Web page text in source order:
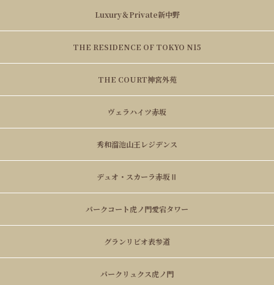
Luxury＆Private新中野
THE RESIDENCE OF TOKYO N15
THE COURT神宮外苑
ヴェラハイツ赤坂
秀和溜池山王レジデンス
デュオ・スカーラ赤坂Ⅱ
パークコート虎ノ門愛宕タワー
グランリビオ表参道
パークリュクス虎ノ門